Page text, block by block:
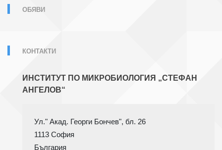
ОБЯВИ
КОНТАКТИ
ИНСТИТУТ ПО МИКРОБИОЛОГИЯ „СТЕФАН
АНГЕЛОВ“
1113 София